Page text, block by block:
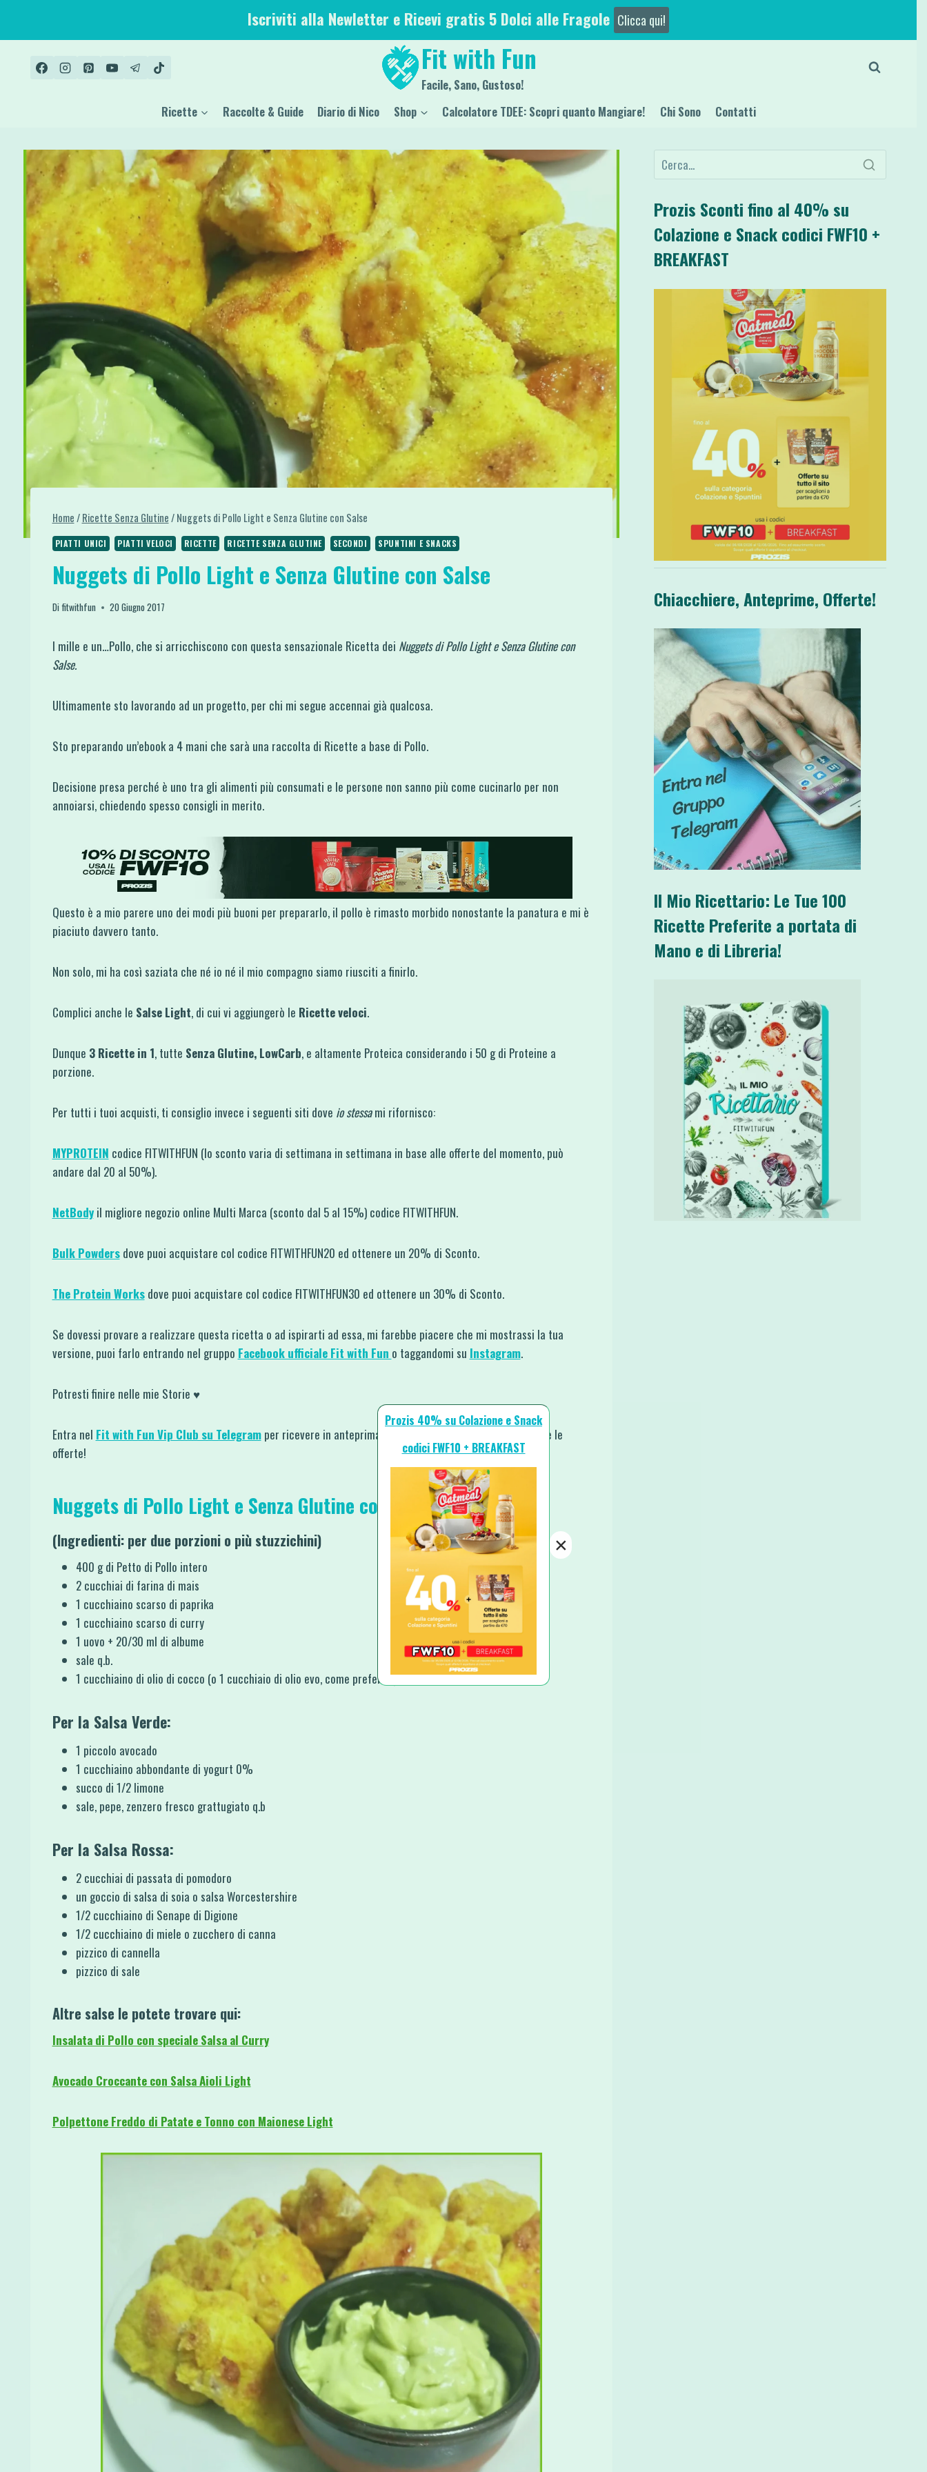
contenuto
Iscriviti alla Newletter e Ricevi gratis 5 Dolci alle Fragole Clicca qui!
Fit with Fun
Facile, Sano, Gustoso!
Ricette Raccolte & Guide Diario di Nico Shop Calcolatore TDEE: Scopri quanto Mangiare! Chi Sono Contatti
Home/ Ricette Senza Glutine/ Nuggets di Pollo Light e Senza Glutine con Salse
PIATTI UNICI PIATTI VELOCI RICETTE RICETTE SENZA GLUTINE SECONDI SPUNTINI E SNACKS
Nuggets di Pollo Light e Senza Glutine con Salse
Difitwithfun 20 Giugno 2017
I mille e un…Pollo, che si arricchiscono con questa sensazionale Ricetta dei Nuggets di Pollo Light e Senza Glutine con
Salse.
Ultimamente sto lavorando ad un progetto, per chi mi segue accennai già qualcosa.
Sto preparando un’ebook a 4 mani che sarà una raccolta di Ricette a base di Pollo.
Decisione presa perché è uno tra gli alimenti più consumati e le persone non sanno più come cucinarlo per non
annoiarsi, chiedendo spesso consigli in merito.
Questo è a mio parere uno dei modi più buoni per prepararlo, il pollo è rimasto morbido nonostante la panatura e mi è
piaciuto davvero tanto.
Non solo, mi ha così saziata che né io né il mio compagno siamo riusciti a finirlo.
Complici anche le Salse Light, di cui vi aggiungerò le Ricette veloci.
Dunque 3 Ricette in 1, tutte Senza Glutine, LowCarb, e altamente Proteica considerando i 50 g di Proteine a
porzione.
Per tutti i tuoi acquisti, ti consiglio invece i seguenti siti dove io stessami rifornisco:
MYPROTEIN codice FITWITHFUN (lo sconto varia di settimana in settimana in base alle offerte del momento, può
andare dal 20 al 50%).
NetBodyil migliore negozio online Multi Marca (sconto dal 5 al 15%) codice FITWITHFUN.
Bulk Powdersdove puoi acquistare col codice FITWITHFUN20 ed ottenere un 20% di Sconto.
The Protein Worksdove puoi acquistare col codice FITWITHFUN30 ed ottenere un 30% di Sconto.
Se dovessi provare a realizzare questa ricetta o ad ispirarti ad essa, mi farebbe piacere che mi mostrassi la tua
versione, puoi farlo entrando nel gruppo Facebook ufficiale Fit with Fun o taggandomi su Instagram.
Potresti finire nelle mie Storie ♥
Entra nel Fit with Fun Vip Club su Telegramper ricevere in anteprima le nuove ricette, i nuovi video e tutte le
offerte!
Nuggets di Pollo Light e Senza Glutine con Salse
(Ingredienti: per due porzioni o più stuzzichini)
400 g di Petto di Pollo intero
2 cucchiai di farina di mais
1 cucchiaino scarso di paprika
1 cucchiaino scarso di curry
1 uovo + 20/30 ml di albume
sale q.b.
1 cucchiaino di olio di cocco (o 1 cucchiaio di olio evo, come preferite)
Per la Salsa Verde:
1 piccolo avocado
1 cucchiaino abbondante di yogurt 0%
succo di 1/2 limone
sale, pepe, zenzero fresco grattugiato q.b
Per la Salsa Rossa:
2 cucchiai di passata di pomodoro
un goccio di salsa di soia o salsa Worcestershire
1/2 cucchiaino di Senape di Digione
1/2 cucchiaino di miele o zucchero di canna
pizzico di cannella
pizzico di sale
Altre salse le potete trovare qui:
Insalata di Pollo con speciale Salsa al Curry
Avocado Croccante con Salsa Aioli Light
Polpettone Freddo di Patate e Tonno con Maionese Light
Prozis Sconti fino al 40% su
Colazione e Snack codici FWF10 +
BREAKFAST
Chiacchiere, Anteprime, Offerte!
Il Mio Ricettario: Le Tue 100
Ricette Preferite a portata di
Mano e di Libreria!
Prozis 40% su Colazione e Snack
codici FWF10 + BREAKFAST
×